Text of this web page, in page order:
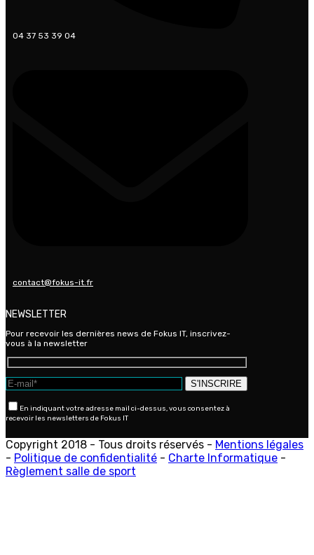
04 37 53 39 04
contact@fokus-it.fr
NEWSLETTER
Pour recevoir les dernières news de Fokus IT, inscrivez-
vous à la newsletter
En indiquant votre adresse mail ci-dessus, vous consentez à
recevoir les newsletters de Fokus IT
Copyright 2018 - Tous droits réservés - Mentions légales
- Politique de confidentialité - Charte Informatique -
Règlement salle de sport